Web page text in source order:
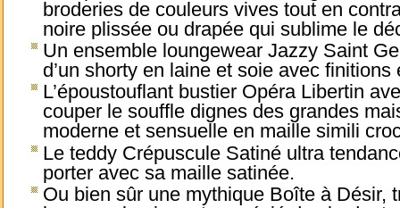
broderies de couleurs vives tout en
noire plissée ou drapée qui sublime le
Un ensemble loungewear Jazzy Saint
d’un shorty en laine et soie avec
L’époustouflant bustier Opéra Libertin
couper le souffle dignes des grandes
moderne et sensuelle en maille simili
Le teddy Crépuscule Satiné ultra
porter avec sa maille satinée.
Ou bien sûr une mythique Boîte à Désir,